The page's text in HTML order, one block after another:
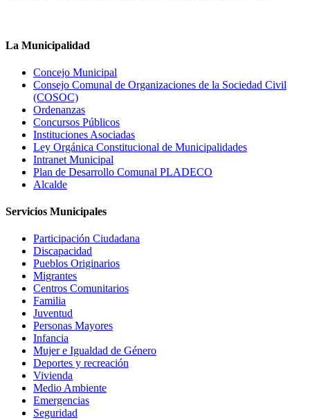
La Municipalidad
Concejo Municipal
Consejo Comunal de Organizaciones de la Sociedad Civil
(COSOC)
Ordenanzas
Concursos Públicos
Instituciones Asociadas
Ley Orgánica Constitucional de Municipalidades
Intranet Municipal
Plan de Desarrollo Comunal PLADECO
Alcalde
Servicios Municipales
Participación Ciudadana
Discapacidad
Pueblos Originarios
Migrantes
Centros Comunitarios
Familia
Juventud
Personas Mayores
Infancia
Mujer e Igualdad de Género
Deportes y recreación
Vivienda
Medio Ambiente
Emergencias
Seguridad